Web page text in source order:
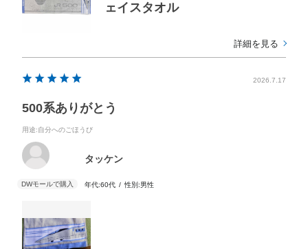
ェイスタオル
詳細を見る
2026.7.17
500系ありがとう
用途:自分へのごほうび
タッケン
年代:60代 性別:男性